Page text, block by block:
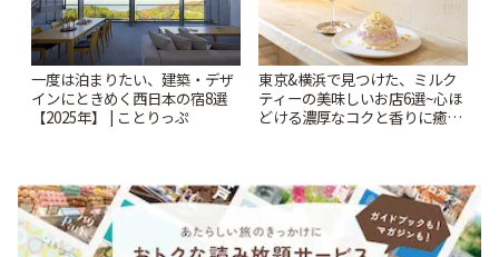
一度は泊まりたい、建築・デザ
インにときめく西日本の宿8選
【2025年】 | ことりっぷ
東京&横浜で見つけた、ミルク
ティーの美味しいお店6選~心ほ
どける濃厚なコクと香りに癒や